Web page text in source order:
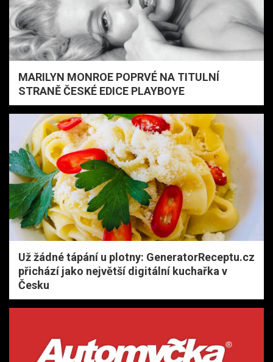
MARILYN MONROE POPRVÉ NA TITULNÍ
STRANĚ ČESKÉ EDICE PLAYBOYE
Už žádné tápání u plotny: GeneratorReceptu.cz
přichází jako největší digitální kuchařka v
Česku